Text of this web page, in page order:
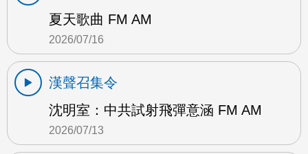
夏天歌曲 FM AM
2026/07/16
漢聲召集令
沈明室：中共試射飛彈意涵 FM AM
2026/07/13